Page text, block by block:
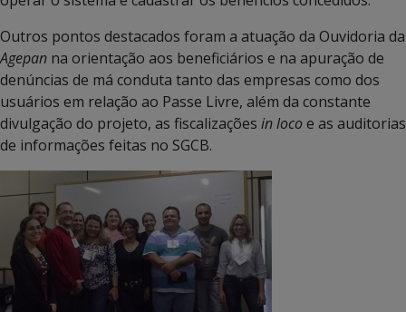
Outros pontos destacados foram a atuação da Ouvidoria da
Agepan na orientação aos beneficiários e na apuração de
denúncias de má conduta tanto das empresas como dos
usuários em relação ao Passe Livre, além da constante
divulgação do projeto, as fiscalizações in locoe as auditorias
de informações feitas no SGCB.